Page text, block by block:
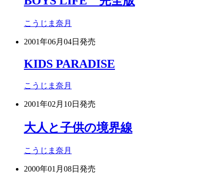
こうじま奈月
2001年06月04日 発売
KIDS PARADISE
こうじま奈月
2001年02月10日 発売
大人と子供の境界線
こうじま奈月
2000年01月08日 発売